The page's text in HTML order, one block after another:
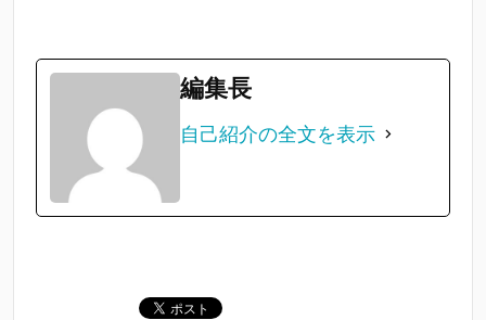
編集長
自己紹介の全文を表示